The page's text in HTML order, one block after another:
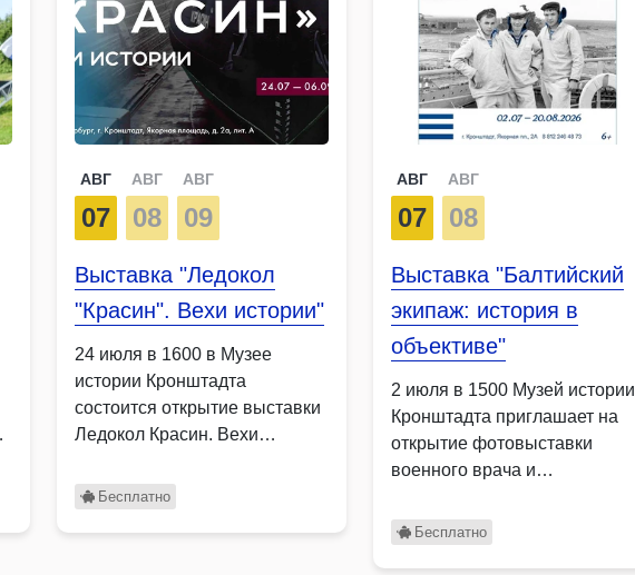
АВГ
07
АВГ
08
АВГ
09
Выставка "Ледокол
"Красин". Вехи истории"
24 июля в 1600 в Музее
истории Кронштадта
состоится открытие выставки
Ледокол Красин. Вехи
Бесплатно
АВГ
07
АВГ
08
Выставка "Балтийский
экипаж: история в
объективе"
2 июля в 1500 Музей истории
Кронштадта приглашает на
открытие фотовыставки
военного врача и
Бесплатно